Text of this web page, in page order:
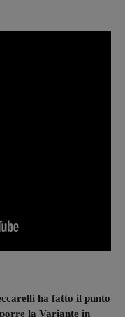
ha fatto il punto
la Variante in